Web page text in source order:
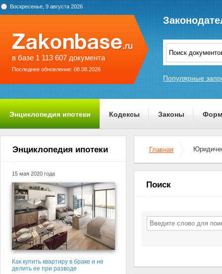
Воскресенье, 9 августа 2026
в базе 1 113 607 документа
Последнее обновление: 08.08.2026
Популярные
Энциклопедия ипотеки Кодексы Законы
О проекте
Энциклопедия ипотеки
15 мая 2020 года
Как купить квартиру в браке и не
делить ее при разводе
Главная
Поиск